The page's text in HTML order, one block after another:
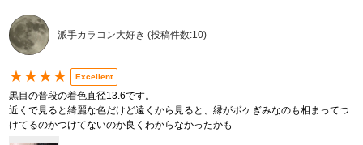
派手カラコン大好き (投稿件数:10)
★★★★ Excellent
黒目の普段の着色直径13.6です。
近くで見ると綺麗な色だけど遠くから見ると、縁がボケぎみなのも相まってつ
けてるのかつけてないのか良くわからなかったかも